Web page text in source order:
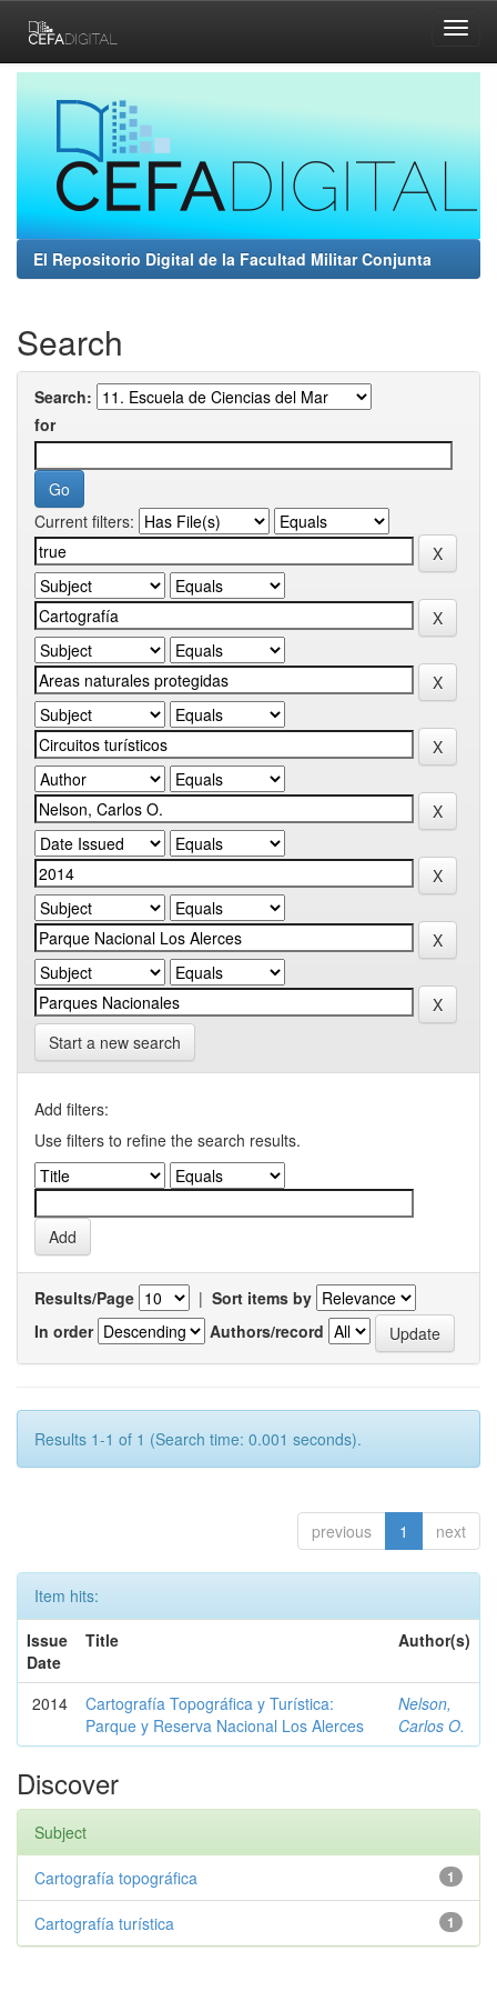
navigation
El Repositorio Digital de la Facultad Militar Conjunta
Search
Search:
for
Current filters:
Start a new search
Add filters:
Use filters to refine the search results.
Results/Page | Sort items by
In order
Authors/record
Results 1-1 of 1 (Search time: 0.001 seconds).
previous 1 next
Item hits:
Issue
Date
Title Author(s)
2014
Cartografía Topográfica y Turística:
Parque y Reserva Nacional Los Alerces
Nelson,
Carlos O.
Discover
Subject
1
Cartografía topográfica
1
Cartografía turística